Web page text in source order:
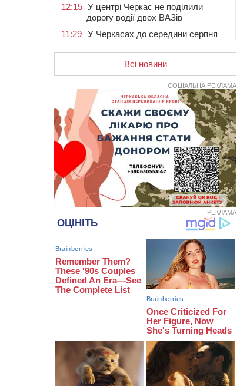
12:15 У центрі Черкас не поділили
дорогу водії двох ВАЗів
11:29 У Черкасах до середини серпня
вулицях
збільшилась уп’ятеро з початку
повномасштабної війни
10:15
У Черкасах водій Audi Q5
спричинив аварію, не пропустивши
інший кросовер
09:42
“Черкасиводоканал” пропонує
підвищити тарифи на воду та
водовідведення з 2027 року
09:08
Встановити гойдалки, карусель і
закупити іграшки: у Черкасах
дитсадку
“На щиті” у Чорнобаївську
громаду повертається полеглий
біля Кліщіївки воїн
07:30
Понад 968 мільйонів гривень
земельного податку сплатили на
06 СЕРПНЯ 2026, ЧЕТВЕР
Вісім медалей, з яких чотири
золоті: черкаські спортсмени
тріумфували на чемпіонаті України
Всі новини
СОЦІАЛЬНА РЕКЛАМА
РЕКЛАМА